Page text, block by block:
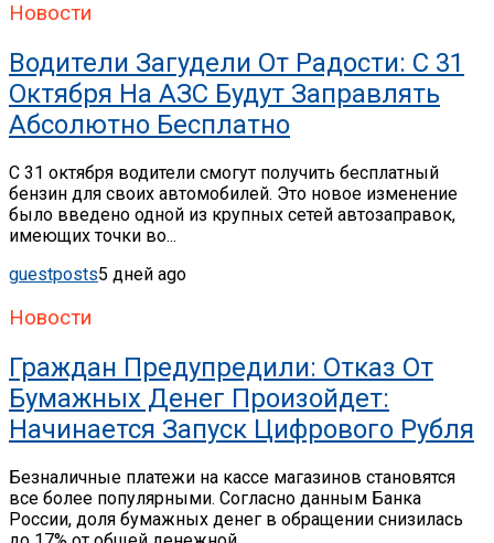
Новости
Водители Загудели От Радости: С 31
Октября На АЗС Будут Заправлять
Абсолютно Бесплатно
С 31 октября водители смогут получить бесплатный
бензин для своих автомобилей. Это новое изменение
было введено одной из крупных сетей автозаправок,
имеющих точки во...
guestposts5 дней ago
Новости
Граждан Предупредили: Отказ От
Бумажных Денег Произойдет:
Начинается Запуск Цифрового Рубля
Безналичные платежи на кассе магазинов становятся
все более популярными. Согласно данным Банка
России, доля бумажных денег в обращении снизилась